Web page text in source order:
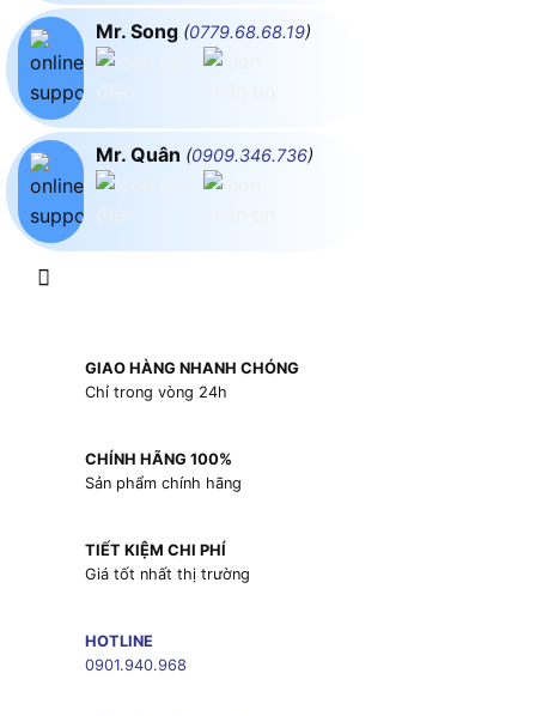
Mr. Song (0779.68.68.19)
Mr. Quân (0909.346.736)
GIAO HÀNG NHANH CHÓNG
Chỉ trong vòng 24h
CHÍNH HÃNG 100%
Sản phẩm chính hãng
TIẾT KIỆM CHI PHÍ
Giá tốt nhất thị trường
HOTLINE
0901.940.968